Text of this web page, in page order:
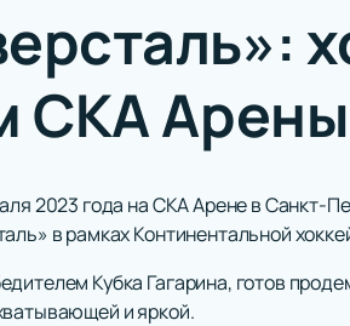
СКА
2023 года на СКА Арене в Санкт-
в рамках Континентальной
Кубка Гагарина, готов
и яркой.